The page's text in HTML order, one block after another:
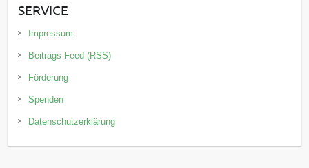
SERVICE
Impressum
Beitrags-Feed (RSS)
Förderung
Spenden
Datenschutzerklärung